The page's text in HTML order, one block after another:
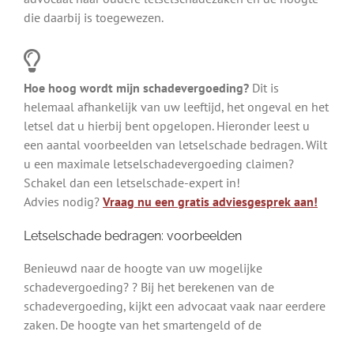
die daarbij is toegewezen.
Hoe hoog wordt mijn schadevergoeding? Dit is
helemaal afhankelijk van uw leeftijd, het ongeval en het
letsel dat u hierbij bent opgelopen. Hieronder leest u
een aantal voorbeelden van letselschade bedragen. Wilt
u een maximale letselschadevergoeding claimen?
Schakel dan een letselschade-expert in!
Advies nodig? Vraag nu een gratis adviesgesprek aan!
Letselschade bedragen: voorbeelden
Benieuwd naar de hoogte van uw mogelijke
schadevergoeding? ? Bij het berekenen van de
schadevergoeding, kijkt een advocaat vaak naar eerdere
zaken. De hoogte van het smartengeld of de